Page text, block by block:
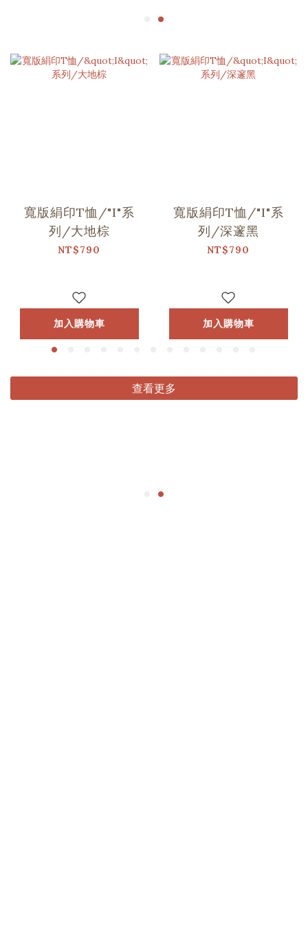
寬版絹印T恤/"I"系
列/大地棕
NT$790
加入購物車
寬版絹印T恤/"I"系
列/深邃黑
NT$790
加入購物車
查看更多